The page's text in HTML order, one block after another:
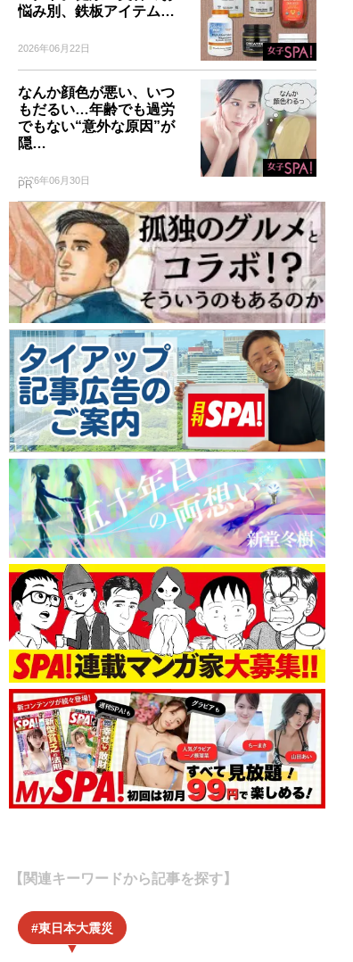
悩み別、鉄板アイテム…
2026年06月22日
なんか顔色が悪い、いつ
もだるい…年齢でも過労
でもない“意外な原因”が
隠…
2026年06月30日
PR
【関連キーワードから記事を探す】
東日本大震災